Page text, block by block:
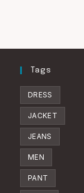
Opens
Tags
DRESS
JACKET
JEANS
MEN
PANT